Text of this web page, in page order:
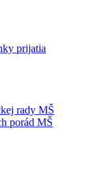
prijatia
rady MŠ
porád MŠ